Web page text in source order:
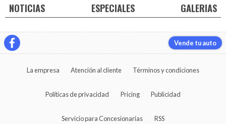
NOTICIAS ESPECIALES GALERIAS
Vende tu auto
La empresa Atención al cliente Términos y condiciones
Políticas de privacidad Pricing Publicidad
Servicio para Concesionarias RSS